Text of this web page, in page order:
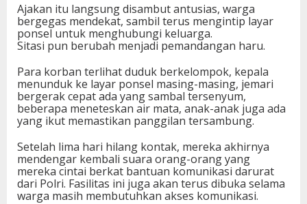
Ajakan itu langsung disambut antusias, warga
bergegas mendekat, sambil terus mengintip layar
ponsel untuk menghubungi keluarga.
Sitasi pun berubah menjadi pemandangan haru.
Para korban terlihat duduk berkelompok, kepala
menunduk ke layar ponsel masing-masing, jemari
bergerak cepat ada yang sambal tersenyum,
beberapa meneteskan air mata, anak-anak juga ada
yang ikut memastikan panggilan tersambung.
Setelah lima hari hilang kontak, mereka akhirnya
mendengar kembali suara orang-orang yang
mereka cintai berkat bantuan komunikasi darurat
dari Polri. Fasilitas ini juga akan terus dibuka selama
warga masih membutuhkan akses komunikasi.